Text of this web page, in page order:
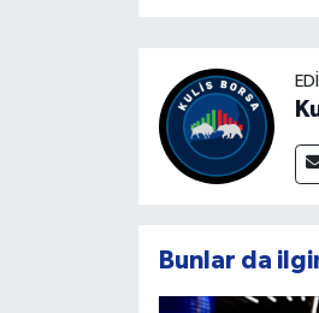
Bunlar da